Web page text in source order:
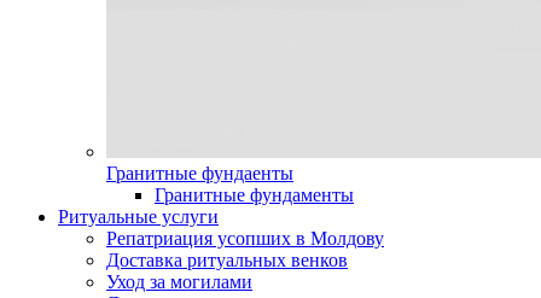
Гранитные фундаенты
Гранитные фундаменты
Ритуальные услуги
Репатриация усопших в Молдову
Доставка ритуальных венков
Уход за могилами